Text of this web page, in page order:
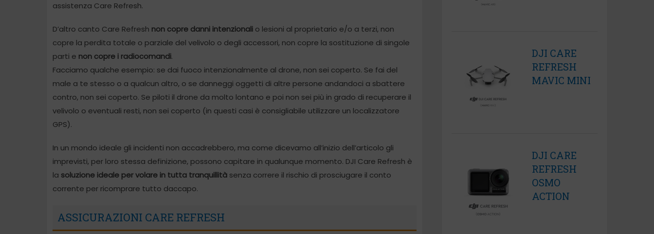
assistenza Care Refresh.
D’altro canto Care Refresh non copre danni intenzionalio lesioni al proprietario e/o a terzi, non
copre la perdita totale o parziale del velivolo o degli accessori, non copre la sostituzione di singole
parti e non copre i radiocomandi.
Facciamo qualche esempio: se dai fuoco intenzionalmente al drone, non sei coperto. Se fai del
male a te stesso o a qualcun altro, o se danneggi oggetti di altre persone andandoci a sbattere
contro, non sei coperto. Se piloti il drone da molto lontano e poi non sei più in grado di recuperare il
velivolo o eventuali resti, non sei coperto (in questi casi è consigliabile utilizzare un localizzatore
GPS).
In un mondo ideale gli incidenti non accadrebbero, ma come dicevamo all’inizio dell’articolo gli
imprevisti, per loro stessa definizione, possono capitare in qualunque momento. DJI Care Refresh è
la soluzione ideale per volare in tutta tranquillitàsenza correre il rischio di prosciugare il conto
corrente per ricomprare tutto daccapo.
ASSICURAZIONI CARE REFRESH
DJI CARE
REFRESH
MAVIC MINI
DJI CARE
REFRESH
OSMO
ACTION